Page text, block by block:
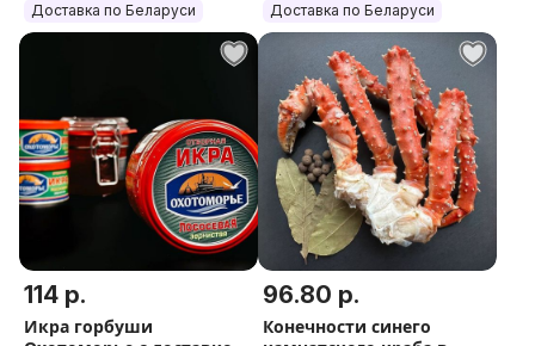
Доставка по Беларуси Доставка по Беларуси
114 р.
Икра горбуши
96.80 р.
Конечности синего